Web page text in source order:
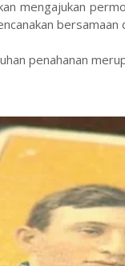
mengajukan
penahanan